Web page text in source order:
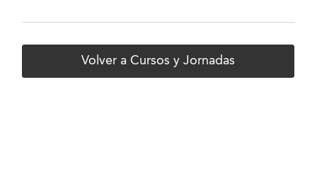
Volver a Cursos y Jornadas